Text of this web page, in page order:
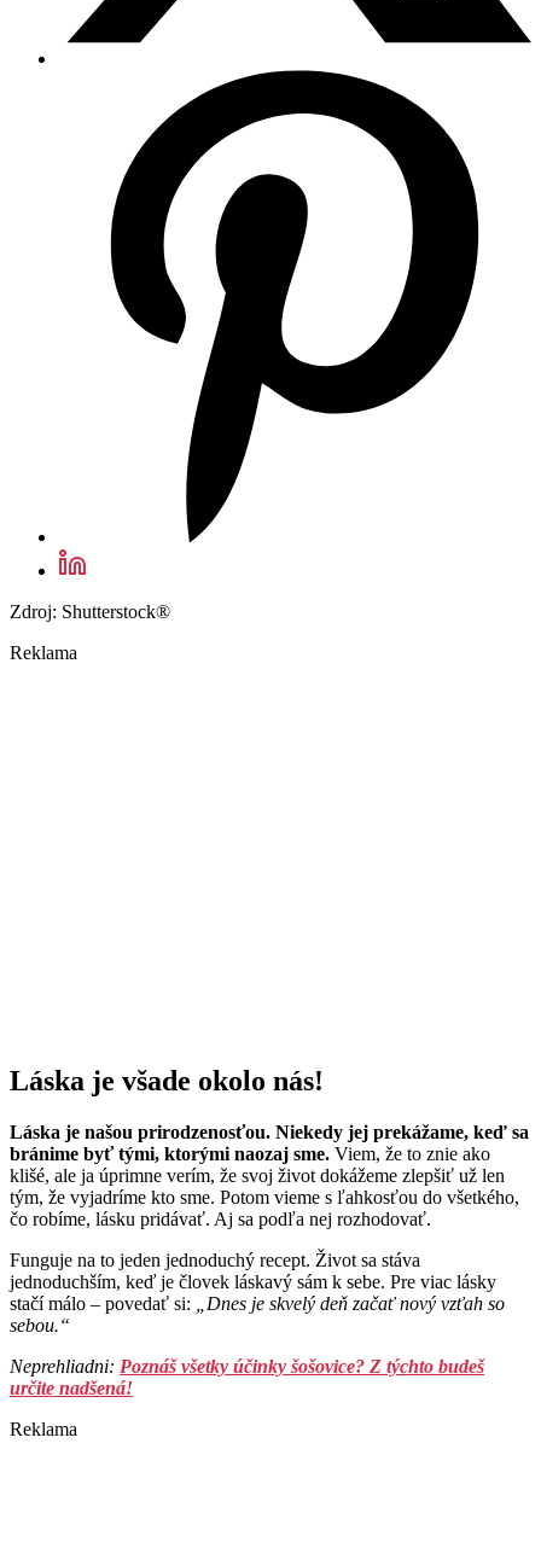
Zdroj: Shutterstock®
Reklama
Láska je všade okolo nás!
Láska je našou prirodzenosťou. Niekedy jej prekážame, keď sa
bránime byť tými, ktorými naozaj sme. Viem, že to znie ako
klišé, ale ja úprimne verím, že svoj život dokážeme zlepšiť už len
tým, že vyjadríme kto sme. Potom vieme s ľahkosťou do všetkého,
čo robíme, lásku pridávať. Aj sa podľa nej rozhodovať.
Funguje na to jeden jednoduchý recept. Život sa stáva
jednoduchším, keď je človek láskavý sám k sebe. Pre viac lásky
stačí málo – povedať si:
„Dnes je skvelý deň začať nový vzťah so
sebou.“
Neprehliadni: Poznáš všetky účinky šošovice? Z týchto budeš
určite nadšená!
Reklama